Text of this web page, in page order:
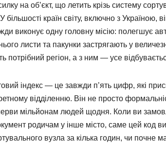
на об’єкт, що летить крізь систему
більшості країн світу, включно з Україною,
виконує одну головну місію: полегшує
листи та пакунки застрягають у
потрібний регіон, а з ним — усе
індекс — це завжди п’ять цифр, які
відділенню. Він не просто
мільйонам людей щодня. Коли ви
родичам у інше місто, саме цей код
вузла за кілька годин, чи